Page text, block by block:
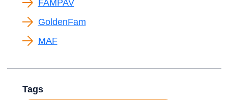
FAMPAV
GoldenFam
MAF
Tags